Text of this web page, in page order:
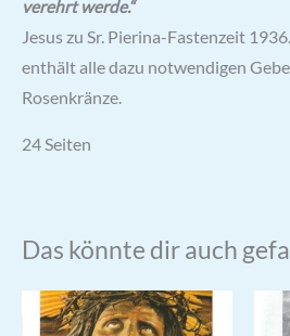
verehrt werde.“
Jesus zu Sr. Pierina-Fastenzeit
enthält alle dazu notwendigen
Rosenkränze.
24 Seiten
Das könnte dir auch